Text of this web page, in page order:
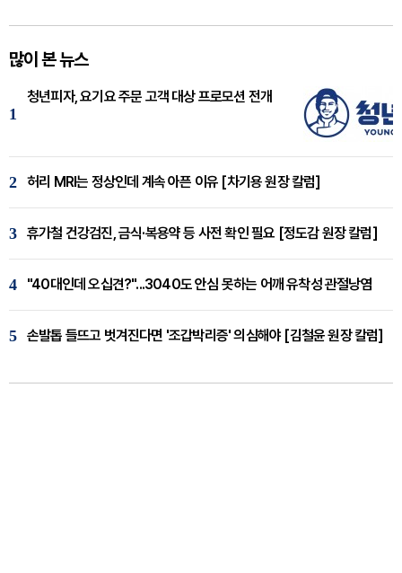
많이 본 뉴스
1
청년피자, 요기요 주문 고객 대상 프로모션 전개
2 허리 MRI는 정상인데 계속 아픈 이유 [차기용 원장 칼럼]
3 휴가철 건강검진, 금식·복용약 등 사전 확인 필요 [정도감 원장 칼럼]
4 "40대인데 오십견?"...3040도 안심 못하는 어깨 유착성 관절낭염
5 손발톱 들뜨고 벗겨진다면 '조갑박리증' 의심해야 [김철윤 원장 칼럼]